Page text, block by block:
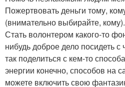
Пожертвовать деньги тому,
(внимательно выбирайте, кому).
Стать волонтером какого-то
нибудь доброе дело посидеть
так поделиться с кем-то
энергии конечно, способов на
можете включить свою